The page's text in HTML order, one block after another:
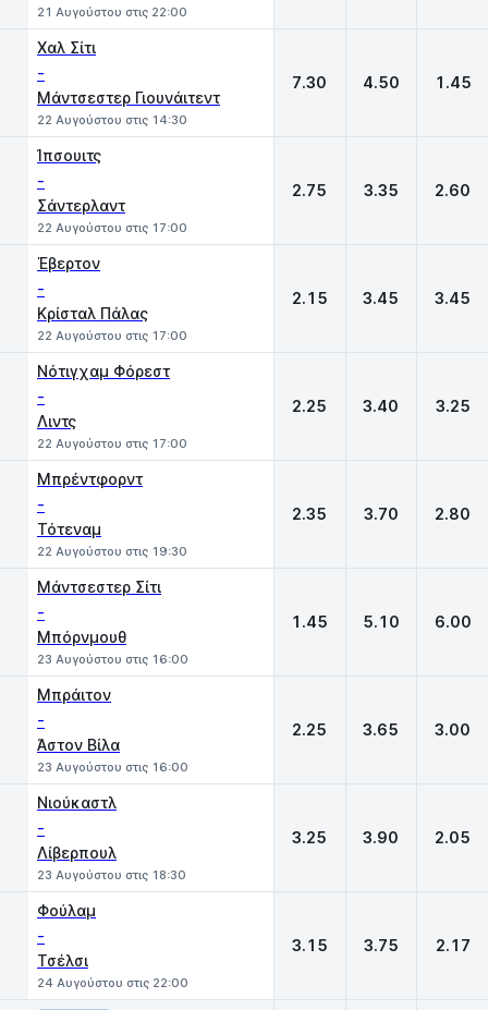
21 Αυγούστου στις 22:00
Χαλ Σίτι
-
Μάντσεστερ Γιουνάιτεντ
22 Αυγούστου στις 14:30
7.30 4.50 1.45
Ίπσουιτς
-
Σάντερλαντ
22 Αυγούστου στις 17:00
2.75 3.35 2.60
Έβερτον
-
Κρίσταλ Πάλας
22 Αυγούστου στις 17:00
2.15 3.45 3.45
Νότιγχαμ Φόρεστ
-
Λιντς
22 Αυγούστου στις 17:00
2.25 3.40 3.25
Μπρέντφορντ
-
Τότεναμ
22 Αυγούστου στις 19:30
2.35 3.70 2.80
Μάντσεστερ Σίτι
-
Μπόρνμουθ
23 Αυγούστου στις 16:00
1.45 5.10 6.00
Μπράιτον
-
Άστον Βίλα
23 Αυγούστου στις 16:00
2.25 3.65 3.00
Νιούκαστλ
-
Λίβερπουλ
23 Αυγούστου στις 18:30
3.25 3.90 2.05
Φούλαμ
-
Τσέλσι
24 Αυγούστου στις 22:00
3.15 3.75 2.17